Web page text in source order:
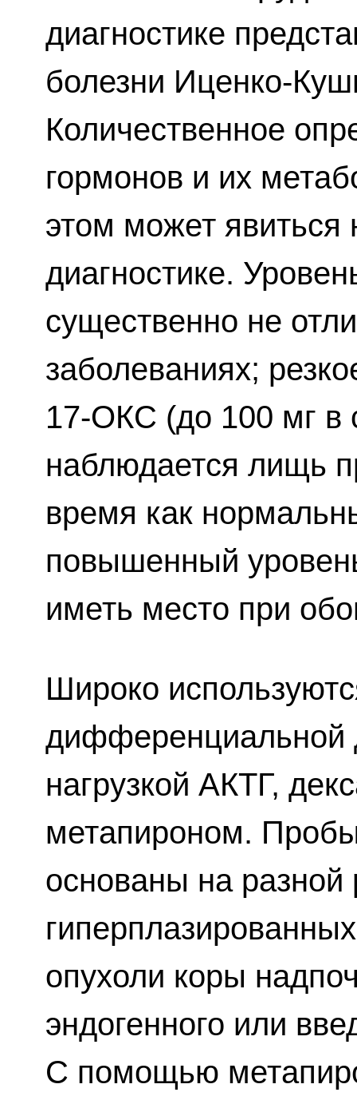
диагностике
болезни Иценко-
Количественное
гормонов и их
этом может
диагностике.
существенно не
заболеваниях;
17-ОКС (до 100 мг в
наблюдается лищь
время как
повышенный
иметь место при
Широко
дифференциальной
нагрузкой АКТГ,
метапироном.
основаны на разной
опухоли коры
эндогенного или
С помощью